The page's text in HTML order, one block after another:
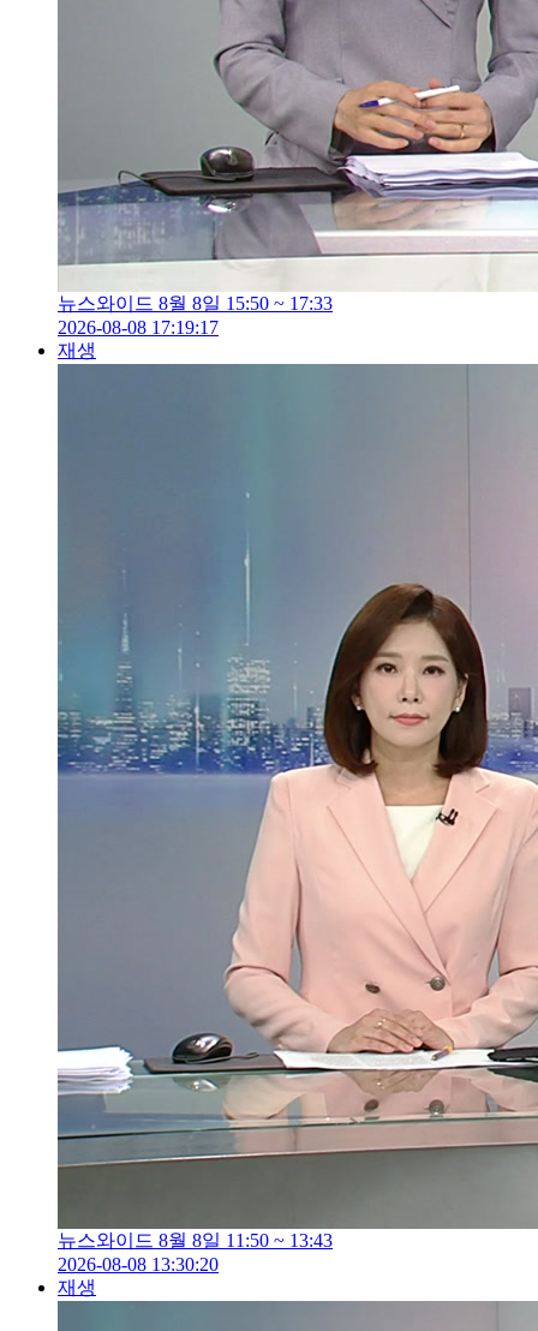
뉴스와이드 8월 8일 15:50 ~ 17:33
2026-08-08 17:19:17
재생
뉴스와이드 8월 8일 11:50 ~ 13:43
2026-08-08 13:30:20
재생